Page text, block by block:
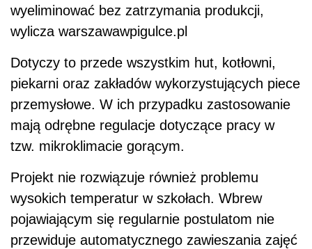
wyeliminować bez zatrzymania produkcji,
wylicza warszawawpigulce.pl
Dotyczy to przede wszystkim hut, kotłowni,
piekarni oraz zakładów wykorzystujących piece
przemysłowe. W ich przypadku zastosowanie
mają odrębne regulacje dotyczące pracy w
tzw. mikroklimacie gorącym.
Projekt nie rozwiązuje również problemu
wysokich temperatur w szkołach. Wbrew
pojawiającym się regularnie postulatom nie
przewiduje automatycznego zawieszania zajęć